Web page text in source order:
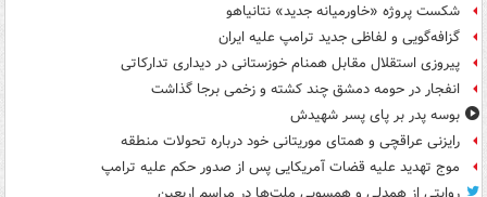
شکست پروژه «خاورمیانه جدید» نتانیاهو
گزافه‌گویی و لفاظی جدید ترامپ علیه ایران
پیروزی استقلال مقابل همنام خوزستانی در دیداری تدارکاتی
انفجار در حومه دمشق چند کشته و زخمی برجا گذاشت
بوسه‌ پدر بر پای پسر شهیدش
رایزنی عراقچی و همتای موریتانی خود درباره تحولات منطقه
موج تهدید علیه قضات آمریکایی پس از صدور حکم علیه ترامپ